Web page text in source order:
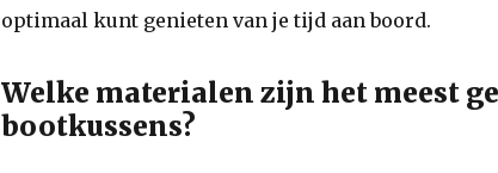
optimaal kunt genieten van je tijd aan boord.
Welke materialen zijn het meest
bootkussens?